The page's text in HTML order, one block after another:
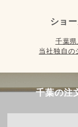
ショ
千葉
当社独自の
千葉の注